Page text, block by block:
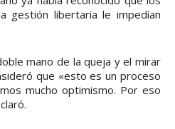
gestión libertaria le impedían
mano de la queja y el mirar
que «esto es un proceso
mucho optimismo. Por eso